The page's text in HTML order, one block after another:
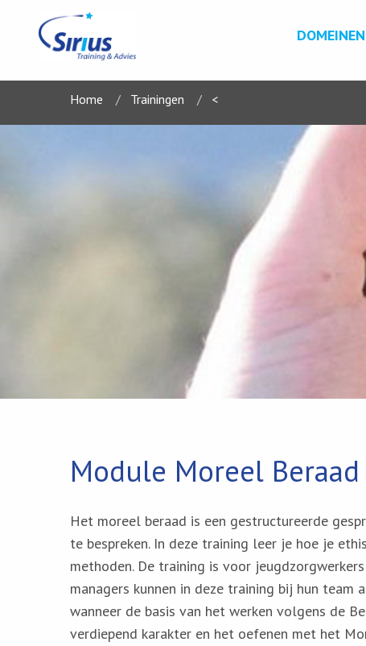
DOMEINEN
Home Trainingen <
Module Moreel Beraad
Het moreel beraad is een gestructureerde
te bespreken. In deze training leer je hoe je
methoden. De training is voor
managers kunnen in deze training bij hun team
wanneer de basis van het werken volgens de
verdiepend karakter en het oefenen met het